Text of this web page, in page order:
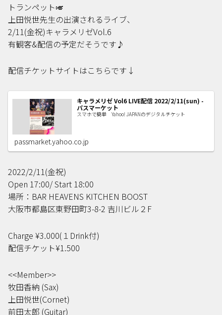
トランペット🎺
上田悦世先生の出演されるライブ、
2/11(金祝)キャラメリゼVol.6
有観客&配信の予定だそうです♪
配信チケットサイトはこちらです↓
キャラメリゼ Vol6 LIVE配信 2022/2/11(sun) -
パスマーケット
スマホで簡単 Yahoo! JAPANのデジタルチケット
passmarket.yahoo.co.jp
2022/2/11(金祝)
Open 17:00/ Start 18:00
場所：BAR HEAVENS KITCHEN BOOST
大阪市都島区東野田町3-8-2 吉川ビル２F
Charge ¥3.000(１Drink付)
配信チケット¥1.500
<<Member>>
牧田香納 (Sax)
上田悦世(Cornet)
前田太郎 (Guitar)